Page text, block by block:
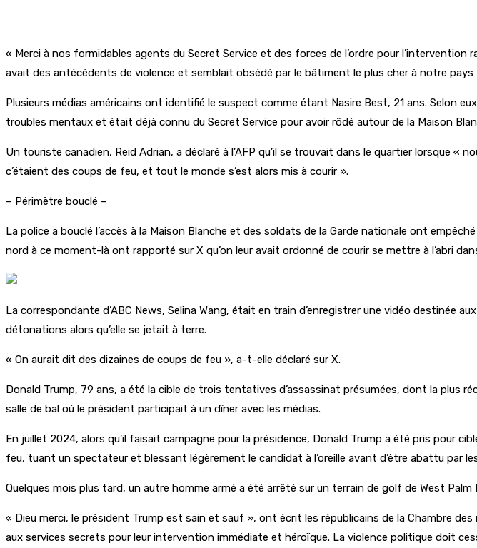
« Merci à nos formidables agents du Secret Service et des forces de l’ordre pour
avait des antécédents de violence et semblait obsédé par le bâtiment le plus cher à notre pays
Plusieurs médias américains ont identifié le suspect comme étant Nasire Best, 21 ans. Selon
troubles mentaux et était déjà connu du Secret Service pour avoir rôdé autour de la Maison
Un touriste canadien, Reid Adrian, a déclaré à l’AFP qu’il se trouvait dans le quartier lorsque
c’étaient des coups de feu, et tout le monde s’est alors mis à courir ».
– Périmètre bouclé –
La police a bouclé l’accès à la Maison Blanche et des soldats de la Garde nationale ont
nord à ce moment-là ont rapporté sur X qu’on leur avait ordonné de courir se mettre à l’abri
La correspondante d’ABC News, Selina Wang, était en train d’enregistrer une vidéo destinée
détonations alors qu’elle se jetait à terre.
« On aurait dit des dizaines de coups de feu », a-t-elle déclaré sur X.
Donald Trump, 79 ans, a été la cible de trois tentatives d’assassinat présumées, dont la plus
salle de bal où le président participait à un dîner avec les médias.
En juillet 2024, alors qu’il faisait campagne pour la présidence, Donald Trump a été pris pour
feu, tuant un spectateur et blessant légèrement le candidat à l’oreille avant d’être abattu par
Quelques mois plus tard, un autre homme armé a été arrêté sur un terrain de golf de West
« Dieu merci, le président Trump est sain et sauf », ont écrit les républicains de la Chambre
aux services secrets pour leur intervention immédiate et héroïque. La violence politique doit